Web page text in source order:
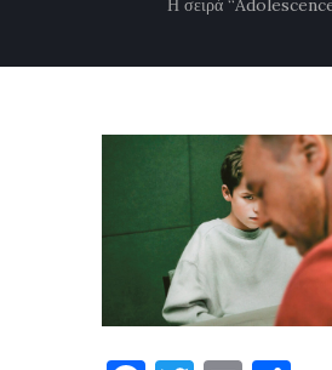
Η σειρά